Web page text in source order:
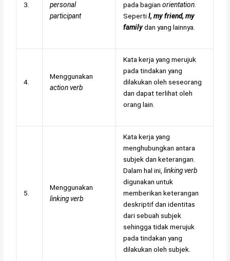
3.
personal
participant
pada bagian orientation.
SepertiI, my friend, my
familydan yang lainnya.
4.
Menggunakan
action verb
Kata kerja yang merujuk
pada tindakan yang
dilakukan oleh seseorang
dan dapat terlihat oleh
orang lain.
5.
Menggunakan
linking verb
Kata kerja yang
menghubungkan antara
subjek dan keterangan.
Dalam hal ini, linking verb
digunakan untuk
memberikan keterangan
deskriptif dan identitas
dari sebuah subjek
sehingga tidak merujuk
pada tindakan yang
dilakukan oleh subjek.